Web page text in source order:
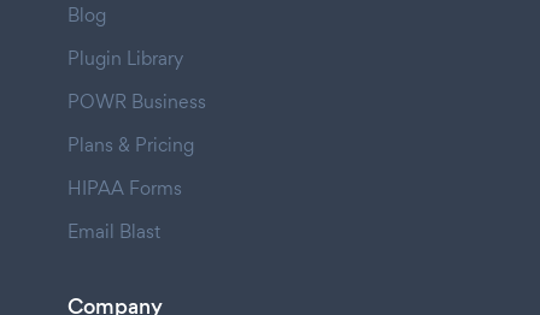
Blog
Plugin Library
POWR Business
Plans & Pricing
HIPAA Forms
Email Blast
Company